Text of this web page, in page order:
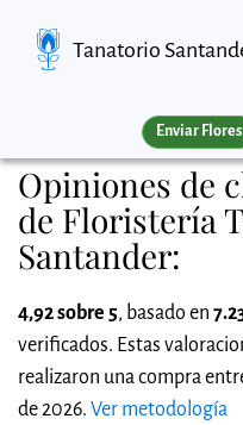
Tanatorio
Enviar Flores
Opiniones de
de Floristería
Santander:
4,92 sobre 5, basado en
verificados. Estas
realizaron una compra
de 2026. Ver metodología